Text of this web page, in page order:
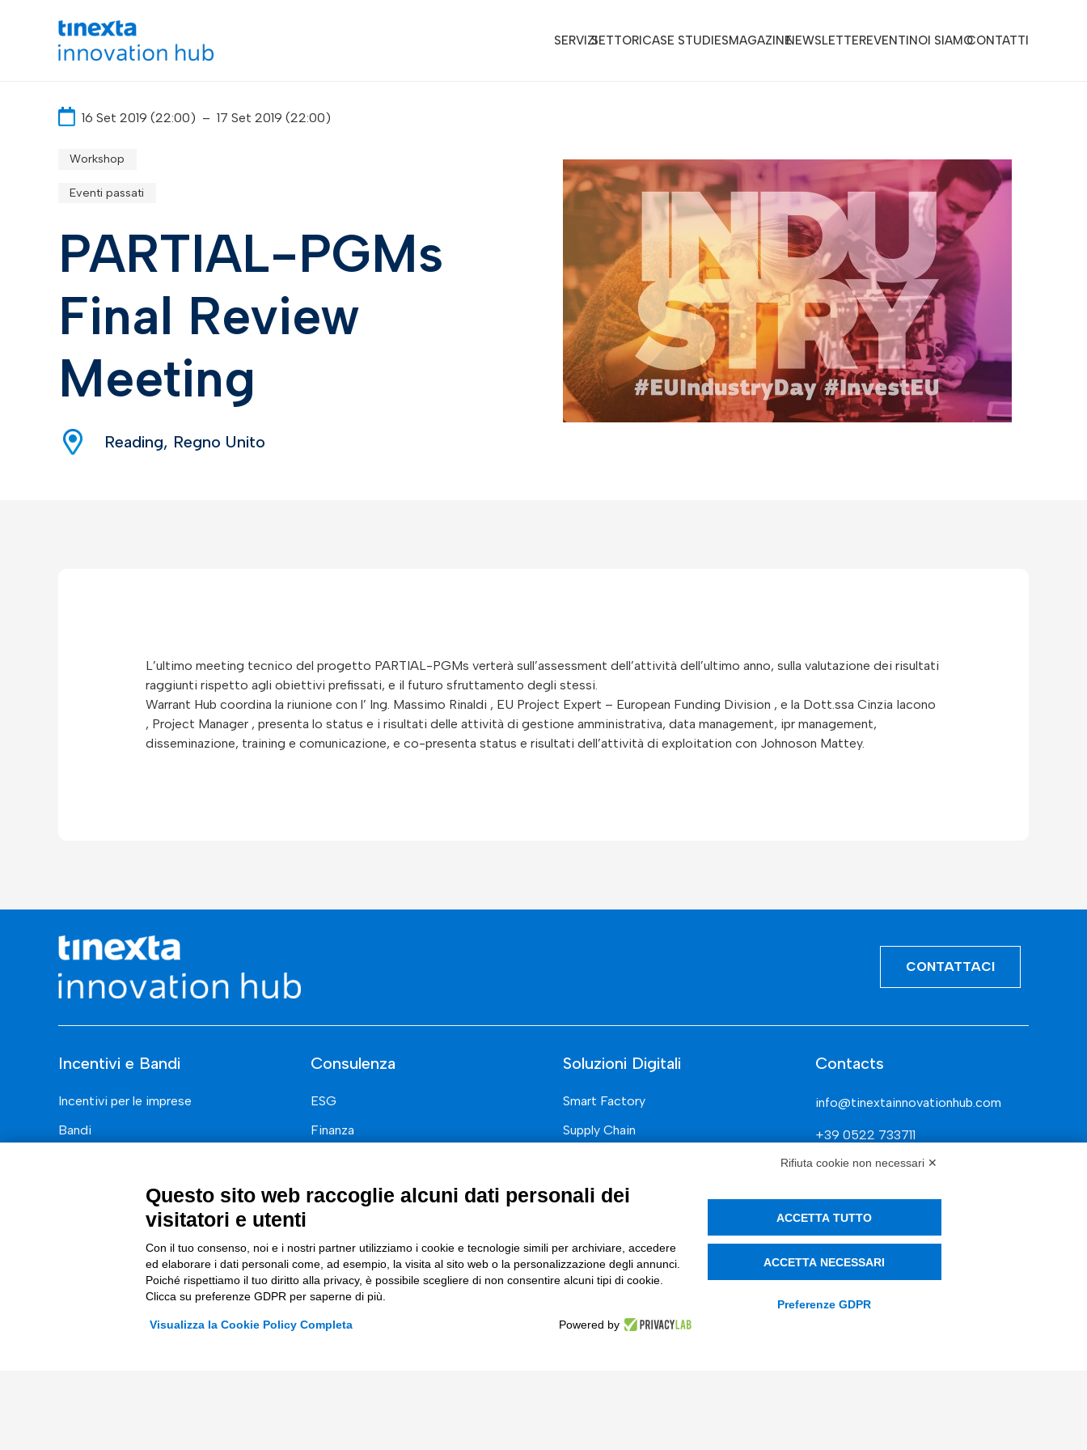
SERVIZISETTORICASE STUDIESMAGAZINENEWSLETTEREVENTINOI SIAMOCONTATTI
16 Set 2019 (22:00) – 17 Set 2019 (22:00)
Workshop
Eventi passati
PARTIAL-PGMs
Final Review
Meeting
Reading, Regno Unito
L’ultimo meeting tecnico del progetto PARTIAL-PGMs verterà sull’assessment dell’attività dell’ultimo anno, sulla valutazione dei risultati
raggiunti rispetto agli obiettivi prefissati, e il futuro sfruttamento degli stessi.
Warrant Hub coordina la riunione con l’ Ing. Massimo Rinaldi , EU Project Expert – European Funding Division , e la Dott.ssa Cinzia Iacono
, Project Manager , presenta lo status e i risultati delle attività di gestione amministrativa, data management, ipr management,
disseminazione, training e comunicazione, e co-presenta status e risultati dell’attività di exploitation con Johnoson Mattey.
CONTATTACI
Incentivi e Bandi
Incentivi per le imprese
Bandi
Consulenza
ESG
Finanza
Innovazione di prodotto e processo
Data & BI
Trasformazione Digitale
Compliance Normativa Integrata
Soluzioni Digitali
Smart Factory
Supply Chain
Soluzioni AI
Contacts
info@tinextainnovationhub.com
+39 0522 733711
Sede Legale: Corso Mazzini, 11 42015
Privacy Policy
Società Trasparente
Rifiuta cookie non necessari ✕
Questo sito web raccoglie alcuni dati personali dei
visitatori e utenti
Con il tuo consenso, noi e i nostri partner utilizziamo i cookie e tecnologie simili per archiviare, accedere
ed elaborare i dati personali come, ad esempio, la visita al sito web o la personalizzazione degli annunci.
Poiché rispettiamo il tuo diritto alla privacy, è possibile scegliere di non consentire alcuni tipi di cookie.
Clicca su preferenze GDPR per saperne di più.
Visualizza la Cookie Policy Completa Powered by
ACCETTA TUTTO
ACCETTA NECESSARI
Preferenze GDPR